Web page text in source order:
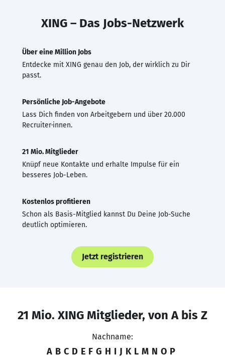
XING – Das Jobs-Netzwerk
Über eine Million Jobs
Entdecke mit XING genau den Job, der wirklich zu Dir
passt.
Persönliche Job-Angebote
Lass Dich finden von Arbeitgebern und über 20.000
Recruiter·innen.
21 Mio. Mitglieder
Knüpf neue Kontakte und erhalte Impulse für ein
besseres Job-Leben.
Kostenlos profitieren
Schon als Basis-Mitglied kannst Du Deine Job-Suche
deutlich optimieren.
Jetzt registrieren
21 Mio. XING Mitglieder, von A bis Z
Nachname:
A B C D E F G H I J K L M N O P